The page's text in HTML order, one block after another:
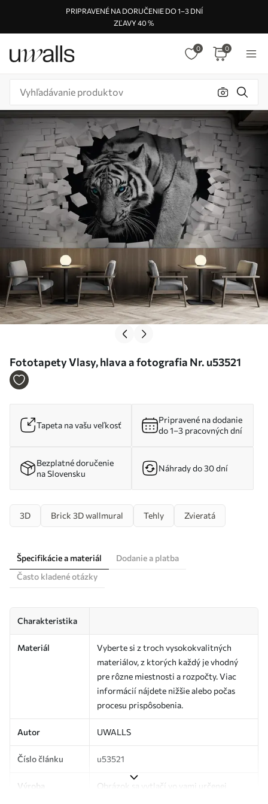
PRIPRAVENÉ NA DORUČENIE DO 1–3 DNÍ
ZĽAVY 40 %
0 0
Fototapety Vlasy, hlava a fotografia Nr. u53521
Tapeta na vašu veľkosť
Pripravené na dodanie
do 1–3 pracovných dní
Bezplatné doručenie
na Slovensku
Náhrady do 30 dní
3D Brick 3D wallmural Tehly Zvieratá
Špecifikácie a materiál
Dodanie a platba
Často kladené otázky
Charakteristika
Materiál
Vyberte si z troch vysokokvalitných
materiálov, z ktorých každý je vhodný
pre rôzne miestnosti a rozpočty. Viac
informácií nájdete nižšie alebo počas
procesu prispôsobenia.
Autor UWALLS
Číslo článku u53521
Výroba
Obrázok sa vytlačí vo vami určenej